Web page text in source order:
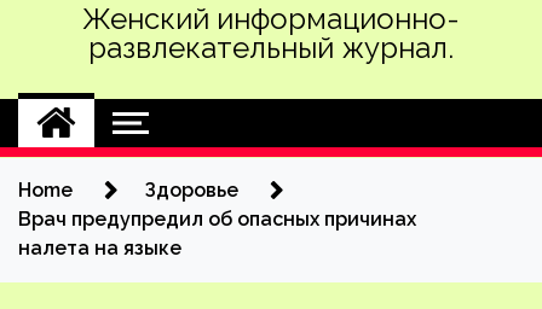
Женский информационно-
развлекательный журнал.
Home
Здоровье
Врач предупредил об опасных причинах
налета на языке